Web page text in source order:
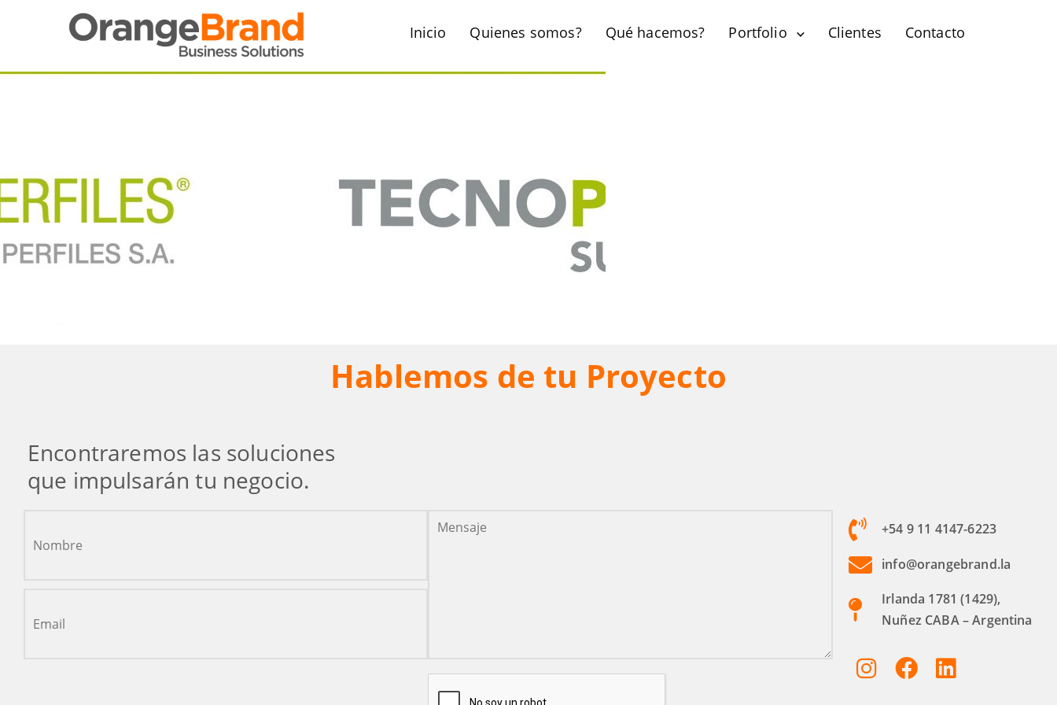
Inicio Quienes somos? Qué hacemos? Portfolio Clientes Contacto
Hablemos de tu Proyecto
Encontraremos las soluciones
que impulsarán tu negocio.
+54 9 11 4147-6223
info@orangebrand.la
Irlanda 1781 (1429),
Nuñez CABA – Argentina